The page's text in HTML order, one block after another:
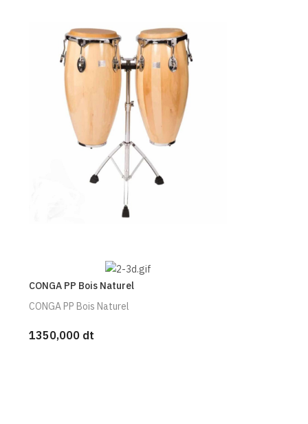
CONGA PP Bois Naturel
CONGA PP Bois Naturel
1350,000 dt